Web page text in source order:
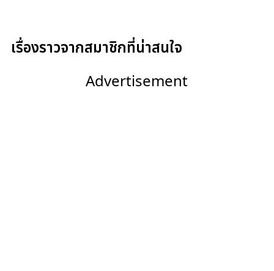
เรื่องราวจากสมาชิกที่น่าสนใจ
Advertisement